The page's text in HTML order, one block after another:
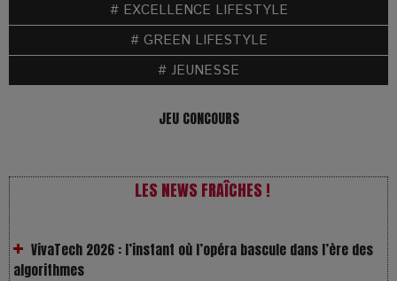
# EXCELLENCE LIFESTYLE
# GREEN LIFESTYLE
# JEUNESSE
JEU CONCOURS
LES NEWS FRAÎCHES !